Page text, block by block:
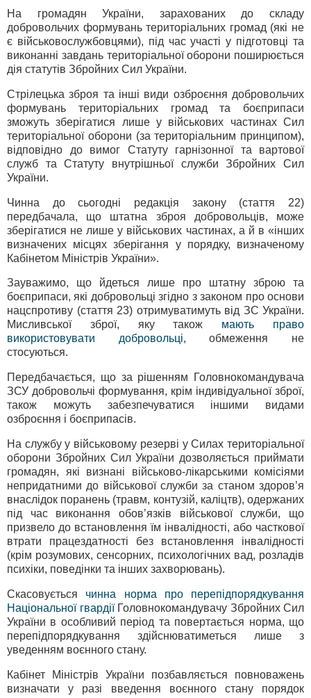
На громадян України, зарахованих до складу
добровольчих формувань територіальних громад (які не
є військовослужбовцями), під час участі у підготовці та
виконанні завдань територіальної оборони поширюється
дія статутів Збройних Сил України.
Стрілецька зброя та інші види озброєння добровольчих
формувань територіальних громад та боєприпаси
зможуть зберігатися лише у військових частинах Сил
територіальної оборони (за територіальним принципом),
відповідно до вимог Статуту гарнізонної та вартової
служб та Статуту внутрішньої служби Збройних Сил
України.
Чинна до сьогодні редакція закону (стаття 22)
передбачала, що штатна зброя добровольців, може
зберігатися не лише у військових частинах, а й в «інших
визначених місцях зберігання у порядку, визначеному
Кабінетом Міністрів України».
Зауважимо, що йдеться лише про штатну зброю та
боєприпаси, які добровольці згідно з законом про основи
нацспротиву (стаття 23) отримуватимуть від ЗС України.
Мисливської зброї, яку також мають право
використовувати добровольці, обмеження не
стосуються.
Передбачається, що за рішенням Головнокомандувача
ЗСУ добровольчі формування, крім індивідуальної зброї,
також можуть забезпечуватися іншими видами
озброєння і боєприпасів.
На службу у військовому резерві у Силах територіальної
оборони Збройних Сил України дозволяється приймати
громадян, які визнані військово-лікарськими комісіями
непридатними до військової служби за станом здоров’я
внаслідок поранень (травм, контузій, каліцтв), одержаних
під час виконання обов’язків військової служби, що
призвело до встановлення їм інвалідності, або часткової
втрати працездатності без встановлення інвалідності
(крім розумових, сенсорних, психологічних вад, розладів
психіки, поведінки та інших захворювань).
Скасовується чинна норма про перепідпорядкування
Національної гвардіїГоловнокомандувачу Збройних Сил
України в особливий період та повертається норма, що
перепідпорядкування здійснюватиметься лише з
уведенням воєнного стану.
Кабінет Міністрів України позбавляється повноважень
визначати у разі введення воєнного стану порядок